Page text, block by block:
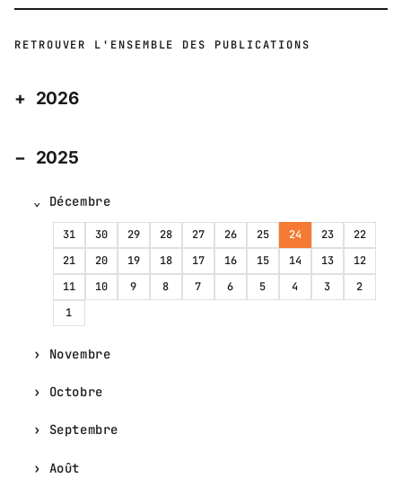
RETROUVER L'ENSEMBLE DES PUBLICATIONS
2026
2025
Décembre
31 30 29 28 27 26 25 24 23
22
21
20 19 18 17 16 15 14 13
12
11
10 9 8 7 6 5 4 3
2
1
Novembre
Octobre
Septembre
Août